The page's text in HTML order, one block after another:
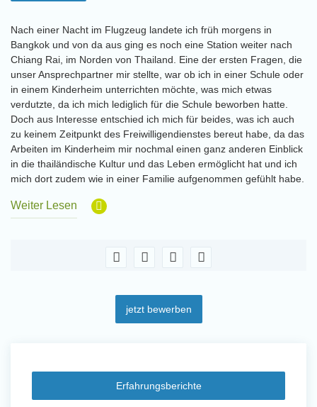
Nach einer Nacht im Flugzeug landete ich früh morgens in
Bangkok und von da aus ging es noch eine Station weiter nach
Chiang Rai, im Norden von Thailand. Eine der ersten Fragen, die
unser Ansprechpartner mir stellte, war ob ich in einer Schule oder
in einem Kinderheim unterrichten möchte, was mich etwas
verdutzte, da ich mich lediglich für die Schule beworben hatte.
Doch aus Interesse entschied ich mich für beides, was ich auch
zu keinem Zeitpunkt des Freiwilligendienstes bereut habe, da das
Arbeiten im Kinderheim mir nochmal einen ganz anderen Einblick
in die thailändische Kultur und das Leben ermöglicht hat und ich
mich dort zudem wie in einer Familie aufgenommen gefühlt habe.
Weiter Lesen
jetzt bewerben
Erfahrungsberichte